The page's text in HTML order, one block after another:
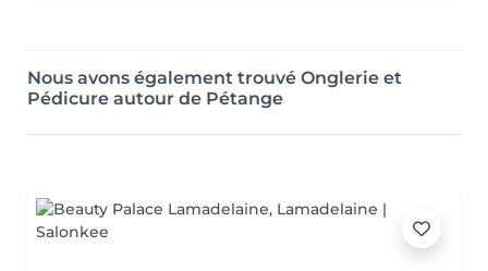
Nous avons également trouvé Onglerie et
Pédicure autour de Pétange